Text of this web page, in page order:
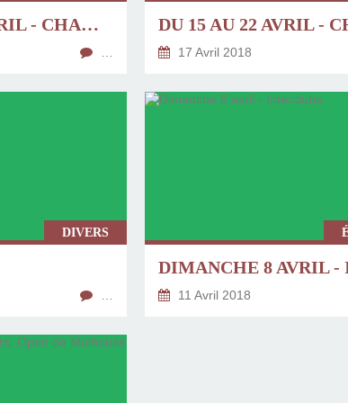
DU 15 AU 22 AVRIL - CHAMPIONNAT DE FRANCE DES JEUNES, À AGEN - 2/4
17 Avril 2018
DIVERS
11 Avril 2018